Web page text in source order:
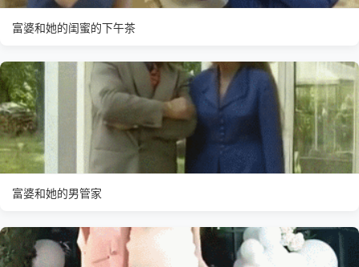
富婆和她的闺蜜的下午茶
富婆和她的男管家